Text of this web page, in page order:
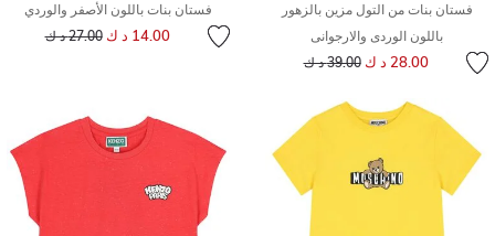
فستان بنات من التول مزين بالزهور
باللون الوردى والارجوانى
28.00 د ك سعر مخفض من
39.00 د ك
فستان بنات باللون الأصفر والوردي
14.00 د ك سعر مخفض من
27.00 د ك إلى